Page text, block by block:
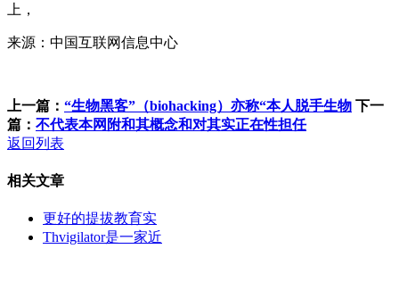
上，
来源：中国互联网信息中心
上一篇： “生物黑客”（biohacking）亦称“本人脱手生物 下一
篇： 不代表本网附和其概念和对其实正在性担任
返回列表
相关文章
更好的提拔教育实
Thvigilator是一家近